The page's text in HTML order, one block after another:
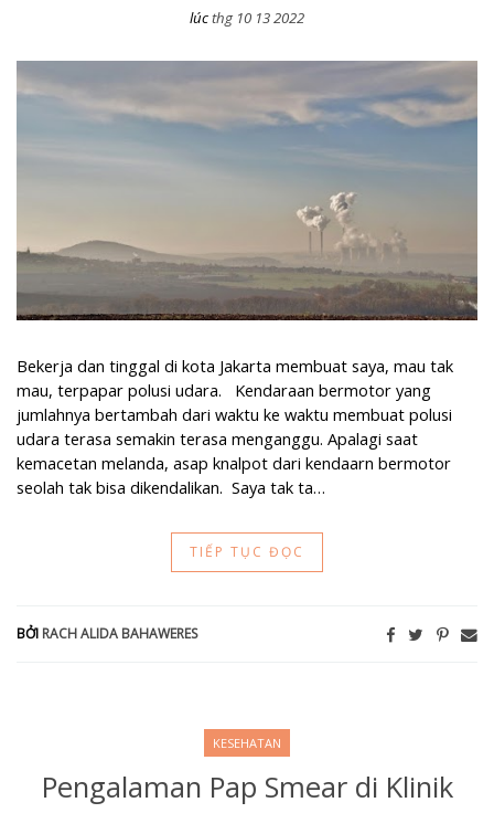
lúcthg 10 13 2022
Bekerja dan tinggal di kota Jakarta membuat saya, mau tak
mau, terpapar polusi udara. Kendaraan bermotor yang
jumlahnya bertambah dari waktu ke waktu membuat polusi
udara terasa semakin terasa menganggu. Apalagi saat
kemacetan melanda, asap knalpot dari kendaarn bermotor
seolah tak bisa dikendalikan. Saya tak ta…
TIẾP TỤC ĐỌC
BỞI RACH ALIDA BAHAWERES
KESEHATAN
Pengalaman Pap Smear di Klinik